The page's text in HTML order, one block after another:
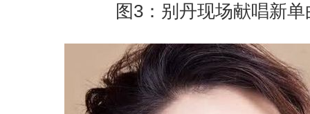
图3：别丹现场献唱新单